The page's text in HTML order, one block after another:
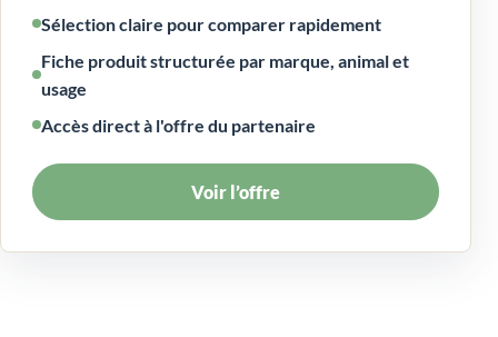
Sélection claire pour comparer rapidement
Fiche produit structurée par marque, animal et
usage
Accès direct à l'offre du partenaire
Voir l’offre